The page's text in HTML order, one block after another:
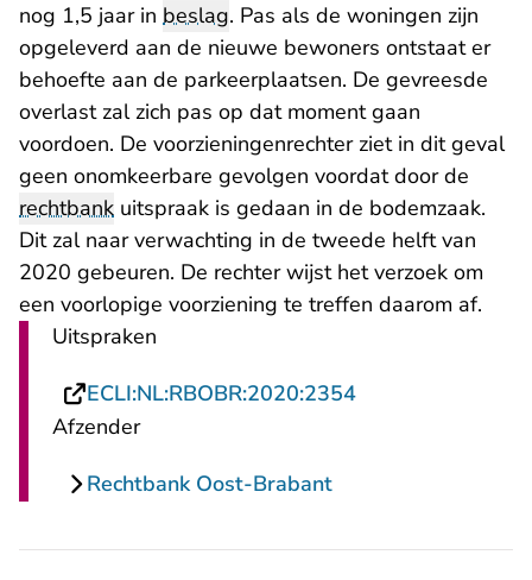
nog 1,5 jaar in beslag. Pas als de woningen zijn
opgeleverd aan de nieuwe bewoners ontstaat er
behoefte aan de parkeerplaatsen. De gevreesde
overlast zal zich pas op dat moment gaan
voordoen. De voorzieningenrechter ziet in dit geval
geen onomkeerbare gevolgen voordat door de
rechtbank uitspraak is gedaan in de bodemzaak.
Dit zal naar verwachting in de tweede helft van
2020 gebeuren. De rechter wijst het verzoek om
een voorlopige voorziening te treffen daarom af.
Uitspraken
ECLI:NL:RBOBR:2020:2354- U verlaat
Afzender
Rechtbank Oost-Brabant